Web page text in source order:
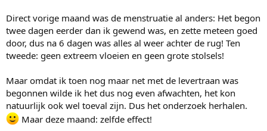
Direct vorige maand was de menstruatie al anders: Het begon
twee dagen eerder dan ik gewend was, en zette meteen goed
door, dus na 6 dagen was alles al weer achter de rug! Ten
tweede: geen extreem vloeien en geen grote stolsels!
Maar omdat ik toen nog maar net met de levertraan was
begonnen wilde ik het dus nog even afwachten, het kon
natuurlijk ook wel toeval zijn. Dus het onderzoek herhalen.
Maar deze maand: zelfde effect!